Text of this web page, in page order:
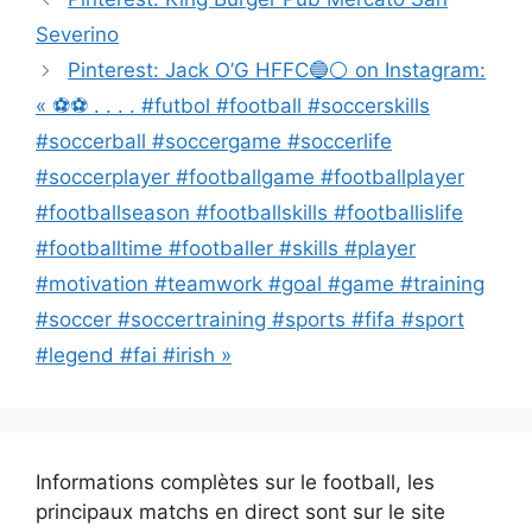
des
Severino
Pinterest: Jack O’G HFFC🔵⚪ on Instagram:
« ⚽⚽ . . . . #futbol #football #soccerskills
#soccerball #soccergame #soccerlife
#soccerplayer #footballgame #footballplayer
#footballseason #footballskills #footballislife
#footballtime #footballer #skills #player
#motivation #teamwork #goal #game #training
#soccer #soccertraining #sports #fifa #sport
#legend #fai #irish »
Informations complètes sur le football, les
principaux matchs en direct sont sur le site